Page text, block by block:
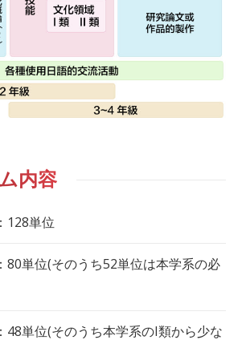
内容
128単位
80単位(そのうち52単位は本学系の必
48単位(そのうち本学系のI類から少な